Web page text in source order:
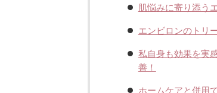
肌悩みに寄り添う
エンビロンのトリ
私自身も効果を実
善！
ホームケアと併用